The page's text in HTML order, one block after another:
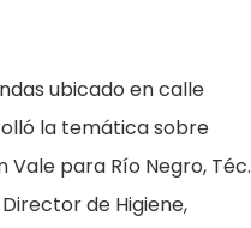
ubicado en calle
la temática sobre
Vale para Río Negro, Téc.
de Higiene,